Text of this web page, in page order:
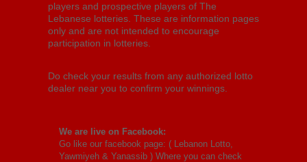
players and prospective players of The
Lebanese lotteries. These are information pages
only and are not intended to encourage
participation in lotteries.
Do check your results from any authorized lotto
dealer near you to confirm your winnings.
We are live on Facebook:
Go like our facebook page: ( Lebanon Lotto,
Yawmiyeh & Yanassib ) Where you can check